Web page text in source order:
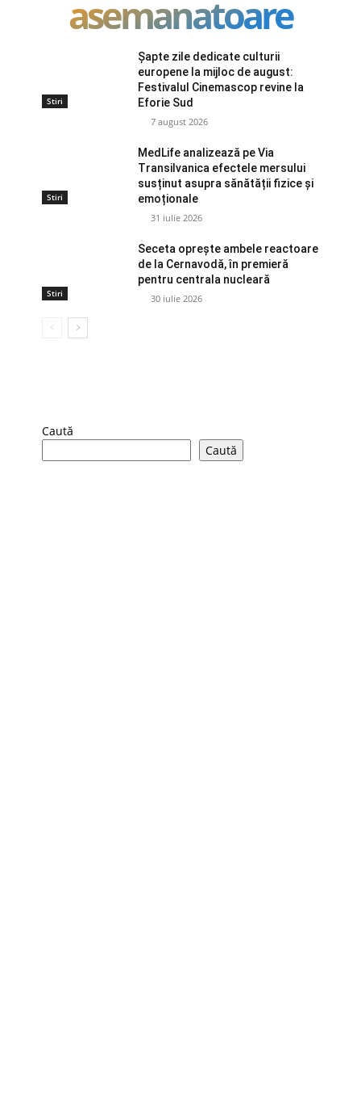
asemanatoare
Stiri
Șapte zile dedicate culturii
europene la mijloc de august:
Festivalul Cinemascop revine la
Eforie Sud
7 august 2026
Stiri
MedLife analizează pe Via
Transilvanica efectele mersului
susținut asupra sănătății fizice și
emoționale
31 iulie 2026
Stiri
Seceta oprește ambele reactoare
de la Cernavodă, în premieră
pentru centrala nucleară
30 iulie 2026
Caută
Caută